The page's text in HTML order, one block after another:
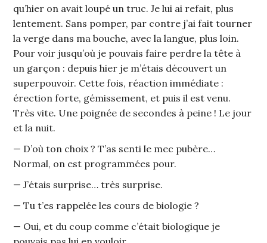
qu’hier on avait loupé un truc. Je lui ai refait, plus
lentement. Sans pomper, par contre j’ai fait tourner
la verge dans ma bouche, avec la langue, plus loin.
Pour voir jusqu’où je pouvais faire perdre la tête à
un garçon : depuis hier je m’étais découvert un
superpouvoir. Cette fois, réaction immédiate :
érection forte, gémissement, et puis il est venu.
Très vite. Une poignée de secondes à peine ! Le jour
et la nuit.
— D’où ton choix ? T’as senti le mec pubère…
Normal, on est programmées pour.
— J’étais surprise… très surprise.
— Tu t’es rappelée les cours de biologie ?
— Oui, et du coup comme c’était biologique je